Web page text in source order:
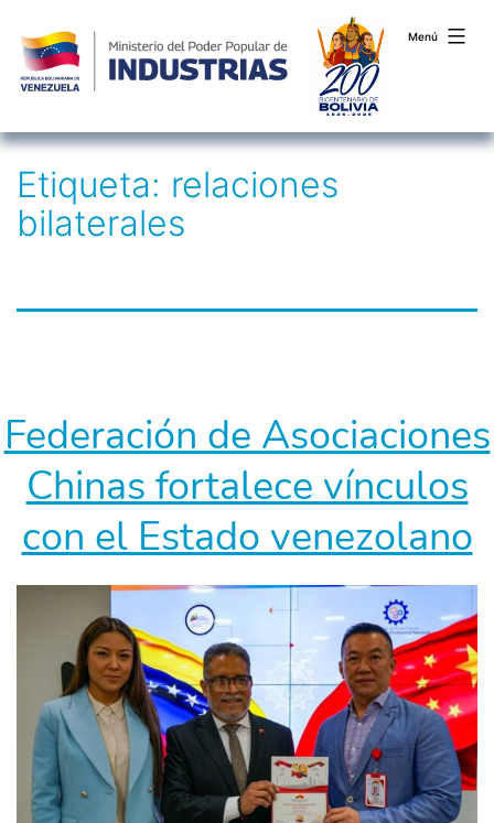
Saltar
contenido
Menú
Etiqueta: relaciones
bilaterales
Federación de Asociaciones
Chinas fortalece vínculos
con el Estado venezolano